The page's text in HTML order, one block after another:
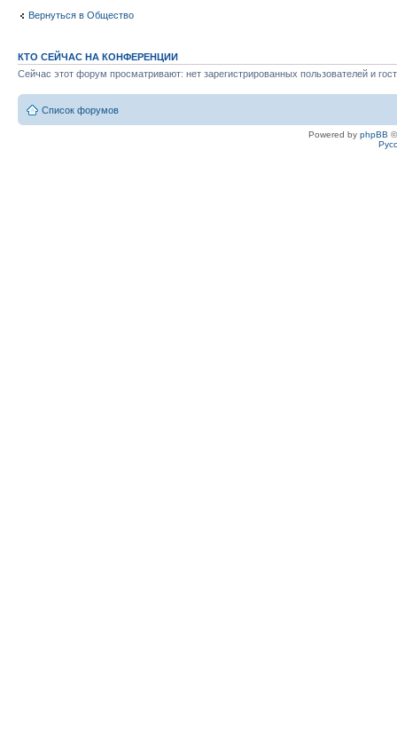
Вернуться в Общество
КТО СЕЙЧАС НА КОНФЕРЕНЦИИ
Сейчас этот форум просматривают: нет зарегистрированных пользователей и
Список форумов
Powered by phpBB